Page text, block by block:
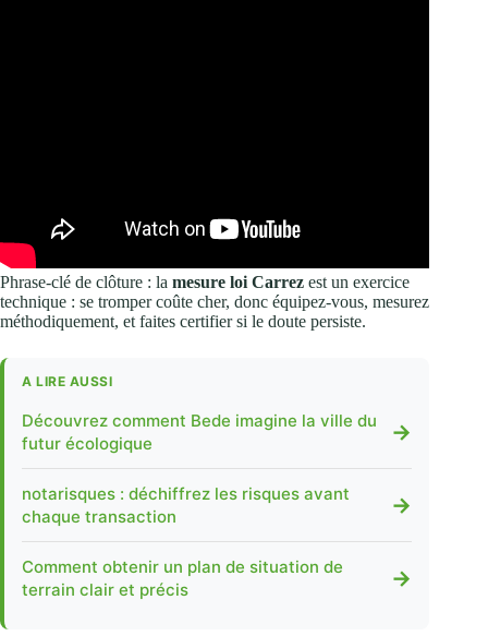
Phrase-clé de clôture : la mesure loi Carrez est un exercice
technique : se tromper coûte cher, donc équipez-vous, mesurez
méthodiquement, et faites certifier si le doute persiste.
A LIRE AUSSI
Découvrez comment Bede imagine la ville du
futur écologique
→
notarisques : déchiffrez les risques avant
chaque transaction
→
Comment obtenir un plan de situation de
terrain clair et précis
→